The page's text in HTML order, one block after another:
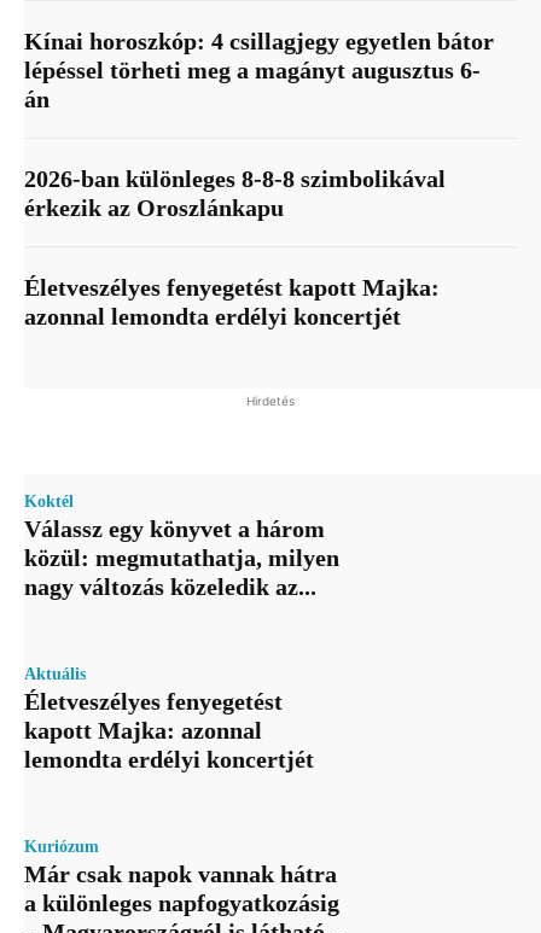
Kínai horoszkóp: 4 csillagjegy egyetlen bátor
lépéssel törheti meg a magányt augusztus 6-
án
2026-ban különleges 8-8-8 szimbolikával
érkezik az Oroszlánkapu
Életveszélyes fenyegetést kapott Majka:
azonnal lemondta erdélyi koncertjét
Hirdetés
Koktél
Válassz egy könyvet a három
közül: megmutathatja, milyen
nagy változás közeledik az...
Aktuális
Életveszélyes fenyegetést
kapott Majka: azonnal
lemondta erdélyi koncertjét
Kuriózum
Már csak napok vannak hátra
a különleges napfogyatkozásig